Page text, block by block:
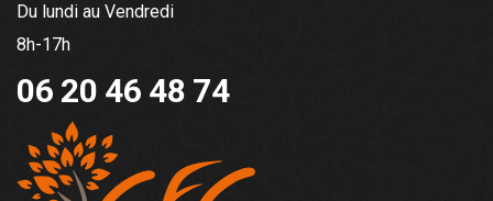
Du lundi au Vendredi
8h-17h
06 20 46 48 74